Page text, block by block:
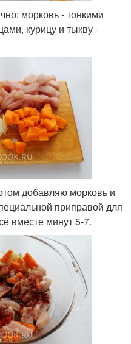
морковь - тонкими
курицу и тыкву -
добавляю морковь и
приправой для
вместе минут 5-7.